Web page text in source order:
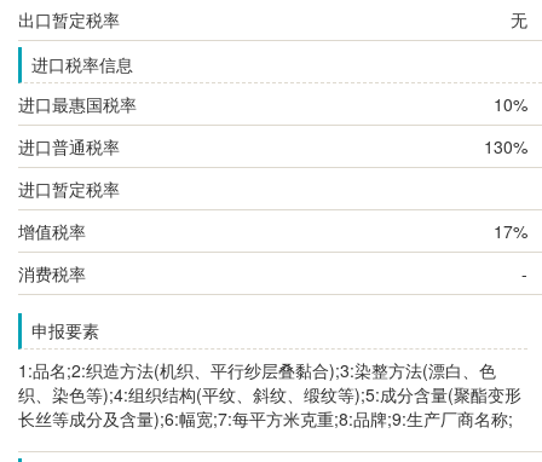
出口暂定税率
无
进口税率信息
进口最惠国税率
10%
进口普通税率
130%
进口暂定税率
增值税率
17%
消费税率
-
申报要素
1:品名;2:织造方法(机织、平行纱层叠黏合);3:染整方法(漂白、色
织、染色等);4:组织结构(平纹、斜纹、缎纹等);5:成分含量(聚酯变形
长丝等成分及含量);6:幅宽;7:每平方米克重;8:品牌;9:生产厂商名称;